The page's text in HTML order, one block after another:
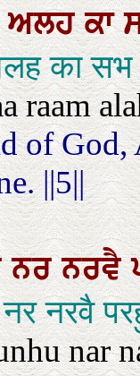
ਅਲਹਕਾ
का सभ
raam
of God,
||5||
ਨਰਨਰਵੈ
नरवै
nar